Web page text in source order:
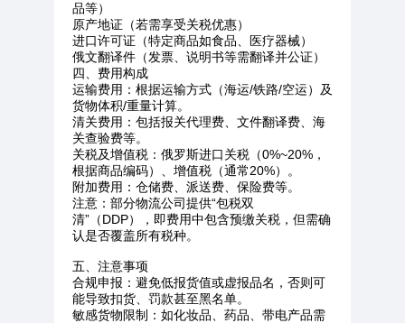
品等）
原产地证（若需享受关税优惠）
进口许可证（特定商品如食品、医疗器械）
俄文翻译件（发票、说明书等需翻译并公证）
四、费用构成
运输费用：根据运输方式（海运/铁路/空运）及
货物体积/重量计算。
清关费用：包括报关代理费、文件翻译费、海
关查验费等。
关税及增值税：俄罗斯进口关税（0%~20%，
根据商品编码）、增值税（通常20%）。
附加费用：仓储费、派送费、保险费等。
注意：部分物流公司提供“包税双
清”（DDP），即费用中包含预缴关税，但需确
认是否覆盖所有税种。
五、注意事项
合规申报：避免低报货值或虚报品名，否则可
能导致扣货、罚款甚至黑名单。
敏感货物限制：如化妆品、药品、带电产品需